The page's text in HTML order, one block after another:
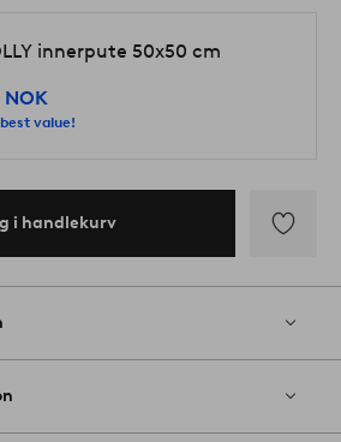
innerpute 50x50 cm
NOK
value!
i handlekurv
til